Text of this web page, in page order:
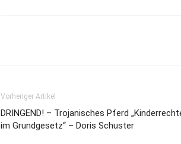
Vorheriger Artikel
DRINGEND! – Trojanisches Pferd
im Grundgesetz“ – Doris Schuster